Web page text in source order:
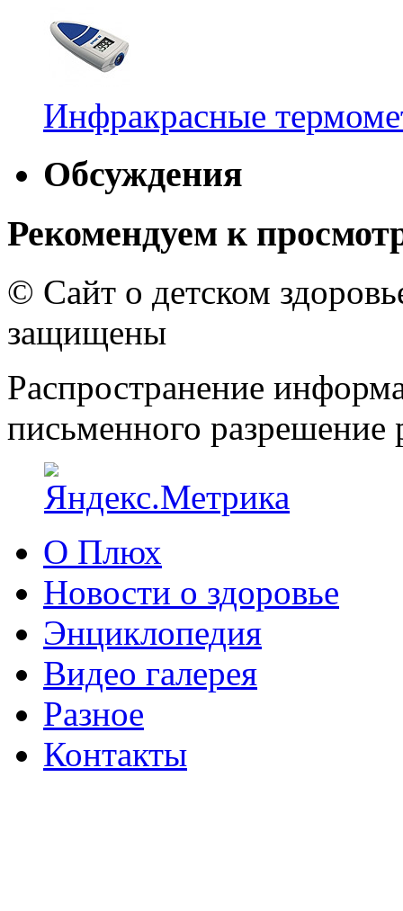
Инфракрасные
Обсуждения
Рекомендуем к
© Сайт о детском
защищены
Распространение
письменного разрешение
О Плюх
Новости о здоровье
Энциклопедия
Видео галерея
Разное
Контакты